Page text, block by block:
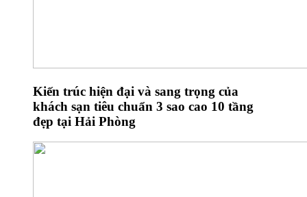
Kiến trúc hiện đại và sang trọng của
khách sạn tiêu chuẩn 3 sao cao 10 tầng
đẹp tại Hải Phòng